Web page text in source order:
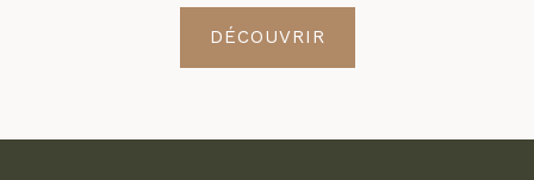
DÉCOUVRIR